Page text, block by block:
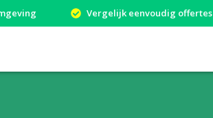
Vergelijk eenvoudig offertes